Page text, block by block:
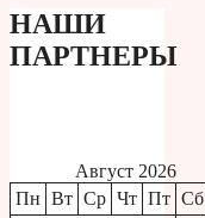
НАШИ
ПАРТНЕРЫ
Август 2026
Пн Вт Ср Чт Пт Сб